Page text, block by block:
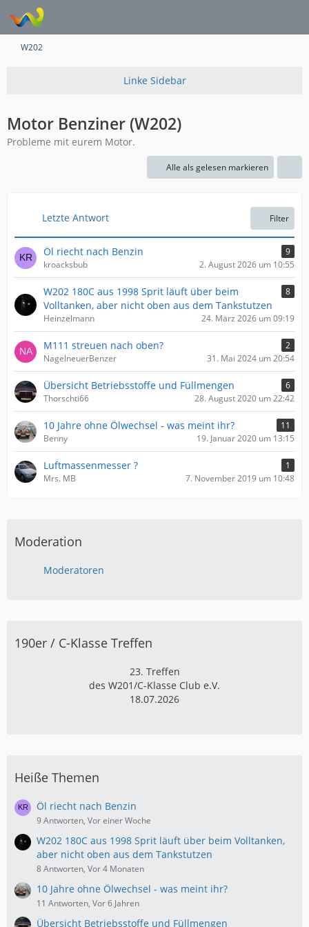
W202
Motor Benziner (W202)
Probleme mit eurem Motor.
Alle als gelesen markieren
Letzte Antwort Filter
Öl riecht nach Benzin
9
kroacksbub
2. August 2026 um 10:55
W202 180C aus 1998 Sprit läuft über beim
Volltanken, aber nicht oben aus dem Tankstutzen
8
Heinzelmann 24. März 2026 um 09:19
M111 streuen nach oben?
2
NagelneuerBenzer
31. Mai 2024 um 20:54
Übersicht Betriebsstoffe und Füllmengen
6
Thorschti66
28. August 2020 um 22:42
10 Jahre ohne Ölwechsel - was meint ihr?
11
Benny
19. Januar 2020 um 13:15
Luftmassenmesser ?
1
Mrs. MB
7. November 2019 um 10:48
Moderation
Moderatoren
190er / C-Klasse Treffen
23. Treffen
des W201/C-Klasse Club e.V.
18.07.2026
Heiße Themen
Öl riecht nach Benzin
9 Antworten, Vor einer Woche
W202 180C aus 1998 Sprit läuft über beim Volltanken,
aber nicht oben aus dem Tankstutzen
8 Antworten, Vor 4 Monaten
10 Jahre ohne Ölwechsel - was meint ihr?
11 Antworten, Vor 6 Jahren
Übersicht Betriebsstoffe und Füllmengen